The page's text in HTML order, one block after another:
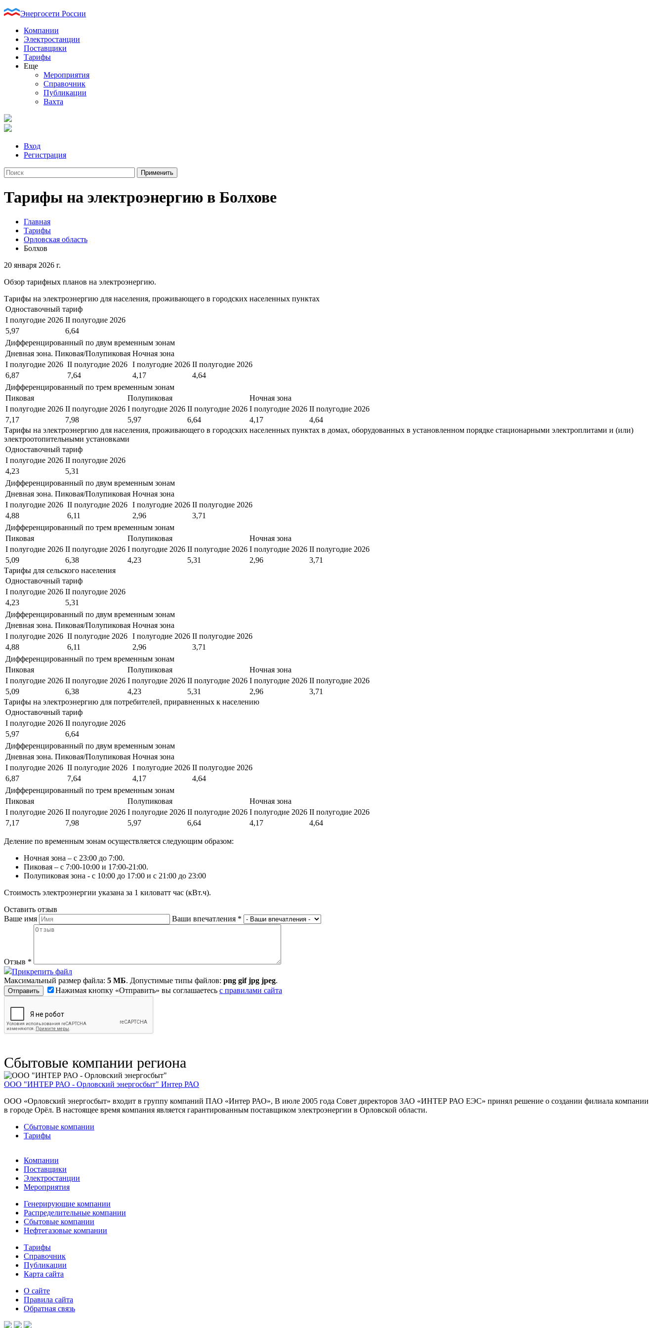
Энергосети России
Компании
Электростанции
Поставщики
Тарифы
Еще
Мероприятия
Справочник
Публикации
Вахта
Вход
Регистрация
Тарифы на электроэнергию в Болхове
Главная
Тарифы
Орловская область
Болхов
20 января 2026 г.
Обзор тарифных планов на электроэнергию.
Тарифы на электроэнергию для населения, проживающего в городских населенных пунктах
Одноставочный тариф
I полугодие 2026 II полугодие 2026
5,97
6,64
Дифференцированный по двум временным зонам
Дневная зона. Пиковая/Полупиковая Ночная зона
I полугодие 2026 II полугодие 2026 I полугодие 2026 II полугодие 2026
6,87
7,64 4,17
4,64
Дифференцированный по трем временным зонам
Пиковая
Полупиковая
Ночная зона
I полугодие 2026 II полугодие 2026 I полугодие 2026 II полугодие 2026 I полугодие 2026 II полугодие 2026
7,17
7,98 5,97 6,64 4,17
4,64
Тарифы на электроэнергию для населения, проживающего в городских населенных пунктах в домах, оборудованных в установленном порядке стационарными электроплитами и (или)
электроотопительными установками
Одноставочный тариф
I полугодие 2026 II полугодие 2026
4,23
5,31
Дифференцированный по двум временным зонам
Дневная зона. Пиковая/Полупиковая Ночная зона
I полугодие 2026 II полугодие 2026 I полугодие 2026 II полугодие 2026
4,88
6,11 2,96
3,71
Дифференцированный по трем временным зонам
Пиковая
Полупиковая
Ночная зона
I полугодие 2026 II полугодие 2026 I полугодие 2026 II полугодие 2026 I полугодие 2026 II полугодие 2026
5,09
6,38 4,23 5,31 2,96
3,71
Тарифы для сельского населения
Одноставочный тариф
I полугодие 2026 II полугодие 2026
4,23
5,31
Дифференцированный по двум временным зонам
Дневная зона. Пиковая/Полупиковая Ночная зона
I полугодие 2026 II полугодие 2026 I полугодие 2026 II полугодие 2026
4,88
6,11 2,96
3,71
Дифференцированный по трем временным зонам
Пиковая
Полупиковая
Ночная зона
I полугодие 2026 II полугодие 2026 I полугодие 2026 II полугодие 2026 I полугодие 2026 II полугодие 2026
5,09
6,38 4,23 5,31 2,96
3,71
Тарифы на электроэнергию для потребителей, приравненных к населению
Одноставочный тариф
I полугодие 2026 II полугодие 2026
5,97
6,64
Дифференцированный по двум временным зонам
Дневная зона. Пиковая/Полупиковая Ночная зона
I полугодие 2026 II полугодие 2026 I полугодие 2026 II полугодие 2026
6,87
7,64 4,17
4,64
Дифференцированный по трем временным зонам
Пиковая
Полупиковая
Ночная зона
I полугодие 2026 II полугодие 2026 I полугодие 2026 II полугодие 2026 I полугодие 2026 II полугодие 2026
7,17
7,98 5,97 6,64 4,17 4,64
Деление по временным зонам осуществляется следующим образом:
Ночная зона – с 23:00 до 7:00.
Пиковая – с 7:00-10:00 и 17:00-21:00.
Полупиковая зона - с 10:00 до 17:00 и с 21:00 до 23:00
Стоимость электроэнергии указана за 1 киловатт час (кВт.ч).
Оставить отзыв
Ваше имя
Ваши впечатления *
Отзыв *
Прикрепить файл
Максимальный размер файла: 5 МБ. Допустимые типы файлов: png gif jpg jpeg.
Нажимая кнопку «Отправить» вы соглашаетесь с правилами сайта
Сбытовые компании региона
ООО "ИНТЕР РАО - Орловский энергосбыт" Интер РАО
ООО «Орловский энергосбыт» входит в группу компаний ПАО «Интер РАО», В июле 2005 года Совет директоров ЗАО «ИНТЕР РАО ЕЭС» принял решение о создании филиала компании
в городе Орёл. В настоящее время компания является гарантированным поставщиком электроэнергии в Орловской области.
Сбытовые компании
Тарифы
Компании
Поставщики
Электростанции
Мероприятия
Генерирующие компании
Распределительные компании
Сбытовые компании
Нефтегазовые компании
Тарифы
Справочник
Публикации
Карта сайта
О сайте
Правила сайта
Обратная связь